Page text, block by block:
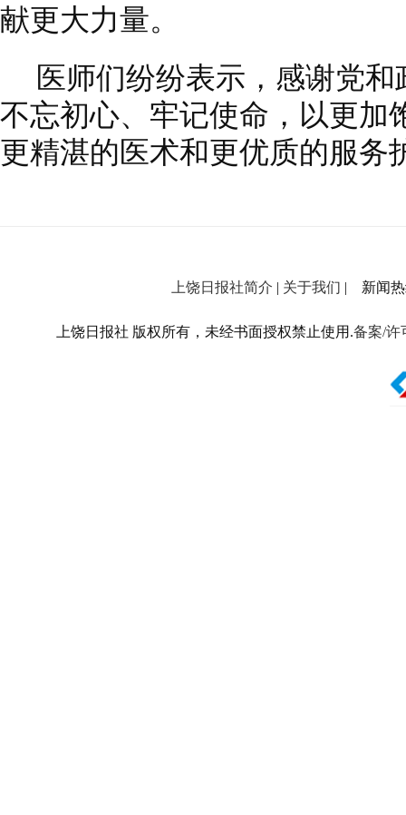
献更大力量。
医师们纷纷表示，感谢党
不忘初心、牢记使命，以更加
更精湛的医术和更优质的服务
上饶日报社简介 | 关于我们 | 新闻热
上饶日报社 版权所有，未经书面授权禁止使用.备案/许